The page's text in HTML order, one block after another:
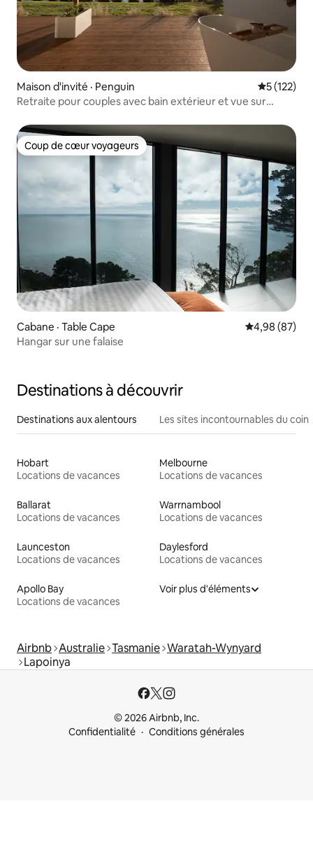
Maison d'invité · Penguin Note
5 (122)
Retraite pour couples avec bain extérieur et vue sur
Coup de cœur voyageurs
Coup de cœur voyageurs
Cabane · Table Cape Note
4,98 (87)
Hangar sur une falaise
Destinations à découvrir
Destinations aux alentours Les sites incontournables du coin
Hobart
Locations de vacances
Melbourne
Locations de vacances
Ballarat
Locations de vacances
Warrnambool
Locations de vacances
Launceston
Locations de vacances
Daylesford
Locations de vacances
Apollo Bay
Locations de vacances
Voir plus d'éléments
Airbnb Australie Tasmanie Waratah-Wynyard
Lapoinya
© 2026 Airbnb, Inc.
Confidentialité
Conditions générales